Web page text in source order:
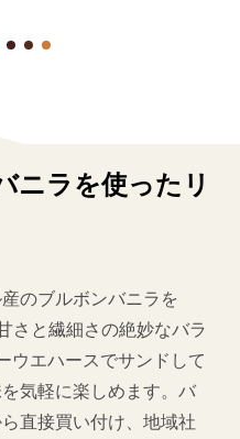
ニラを使ったリ
のブルボンバニラを
さと繊細さの絶妙なバラ
ウエハースでサンドして
気軽に楽しめます。バ
直接買い付け、地域社